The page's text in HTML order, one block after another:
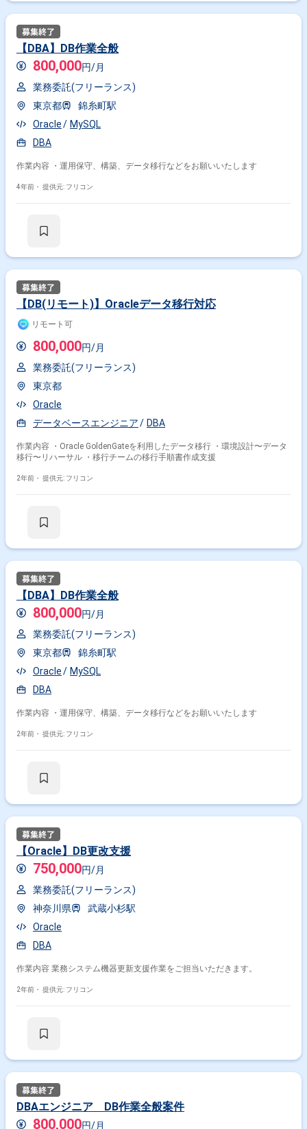
【DBA】DB作業全般
800,000円/月
業務委託(フリーランス)
東京都
錦糸町駅
Oracle
MySQL
DBA
作業内容 ・運用保守、構築、データ移行などをお願いいたします
4年前・ 提供元: フリコン
【DB(リモート)】Oracleデータ移行対応
リモート可
800,000円/月
業務委託(フリーランス)
東京都
Oracle
データベースエンジニア
DBA
作業内容 ・Oracle GoldenGateを利用したデータ移行 ・環境設計〜データ
移行〜リハーサル ・移行チームの移行手順書作成支援
2年前・ 提供元: フリコン
【DBA】DB作業全般
800,000円/月
業務委託(フリーランス)
東京都
錦糸町駅
Oracle
MySQL
DBA
作業内容 ・運用保守、構築、データ移行などをお願いいたします
2年前・ 提供元: フリコン
【Oracle】DB更改支援
750,000円/月
業務委託(フリーランス)
神奈川県
武蔵小杉駅
Oracle
DBA
作業内容 業務システム機器更新支援作業をご担当いただきます。
2年前・ 提供元: フリコン
DBAエンジニア DB作業全般案件
800,000円/月